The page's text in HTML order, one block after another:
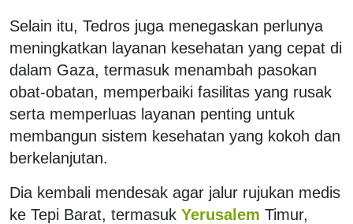
Selain itu, Tedros juga menegaskan perlunya
meningkatkan layanan kesehatan yang cepat di
dalam Gaza, termasuk menambah pasokan
obat-obatan, memperbaiki fasilitas yang rusak
serta memperluas layanan penting untuk
membangun sistem kesehatan yang kokoh dan
berkelanjutan.
Dia kembali mendesak agar jalur rujukan medis
ke Tepi Barat, termasuk Yerusalem Timur,